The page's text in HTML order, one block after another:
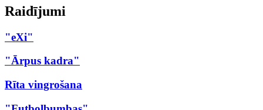
Raidījumi
"eXi"
"Ārpus kadra"
Rīta vingrošana